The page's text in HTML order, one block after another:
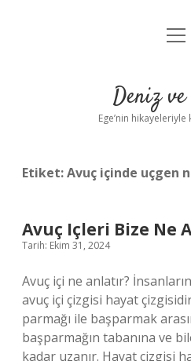
Yasal
Deniz
Ege’nin
Etiket:Avuç içinde uçgen
Avuç Içleri Bize Ne
Tarih: Ekim 31, 2024
Avuç içi ne anlatır?
avuç içi çizgisi hayat
parmağı ile başparmak
başparmağın tabanına ve
kadar uzanır. Hayat çizgisi